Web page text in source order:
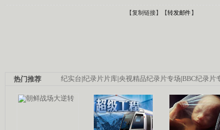
【复制链接】【转发邮件】
纪实台|纪录片片库|央视精品纪录片专场|BBC纪录片
热门推荐